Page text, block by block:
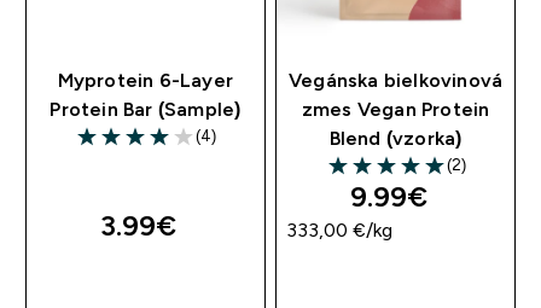
Myprotein 6-Layer
Protein Bar (Sample)
4 out of 5 stars
(4)
3.99€‎
Vegánska bielkovinová
zmes Vegan Protein
Blend (vzorka)
5 out of 5 stars
(2)
9.99€‎
333,00 €‎/kg